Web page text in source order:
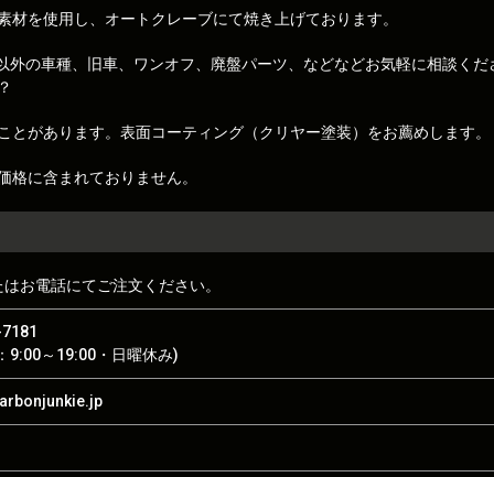
材を使用し、オートクレーブにて焼き上げております。
外の車種、旧車、ワンオフ、廃盤パーツ、などなどお気軽に相談くだ
とがあります。表面コーティング（クリヤー塗装）をお薦めします。
格に含まれておりません。
はお電話にてご注文ください。
9:00～19:00・日曜休み)